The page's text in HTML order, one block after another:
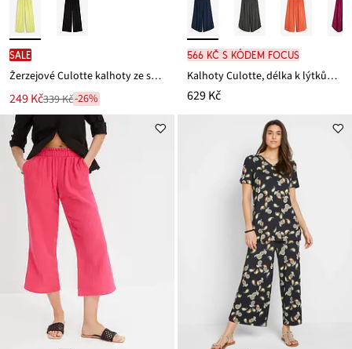
SALE
Žerzejové Culotte kalhoty ze splývavé viskózy
Nová
cena
je
249 Kč
Zlevněno
z
ceny
339 Kč
339 Kč-26%
566 Kč s kódem FOCUS
Kalhoty Culotte, délka k lýtkům, z měkké viskózy
629 Kč